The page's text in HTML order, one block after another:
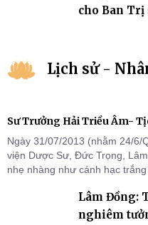
cho Ban Trị
Lịch sử -
Sư Trưởng Hải Triều Âm-
Ngày 31/07/2013 (nhằm 24/6/
viện Dược Sư, Đức Trọng,
nhẹ nhàng như cánh hạc
Lâm Đồng:
nghiêm